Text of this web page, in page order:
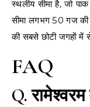
स्थलीय सीमा है, जो
सीमा लगभग 50 गज की
की सबसे छोटी जगहों में
FAQ
Q.